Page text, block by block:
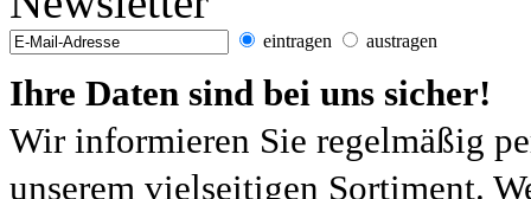
eintragen austragen
Ihre Daten sind bei uns sicher!
Wir informieren Sie regelmäßig
unserem vielseitigen Sortiment.